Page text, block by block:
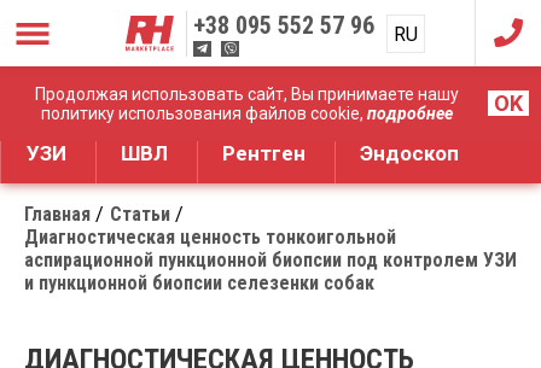
Продолжая использовать сайт, Вы принимаете нашу
политику использования файлов cookie, подробнее OK
+38 095 552 57 96 RU
UA
Дистрибуция медицинского оборудования
УЗИ ШВЛ Рентген Эндоскоп
Главная
Статьи
Диагностическая ценность тонкоигольной
аспирационной пункционной биопсии под контролем УЗИ
и пункционной биопсии селезенки собак
ДИАГНОСТИЧЕСКАЯ ЦЕННОСТЬ